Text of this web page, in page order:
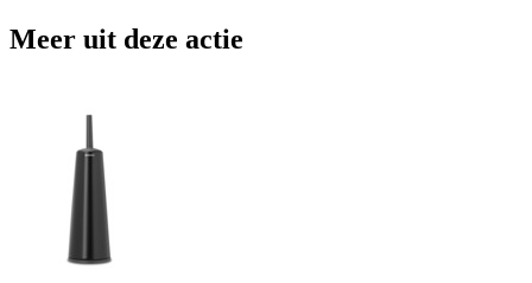
Meer uit deze actie